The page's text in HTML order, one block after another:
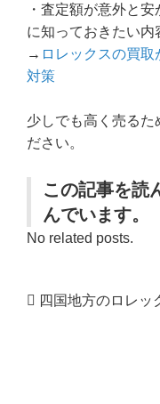
・査定額が意外と
に知っておきたい内
→ ロレックスの買
対策
少しでも高く売るた
ださい。
この記事を読
んでいます。
No related posts.
四国地方のロレッ